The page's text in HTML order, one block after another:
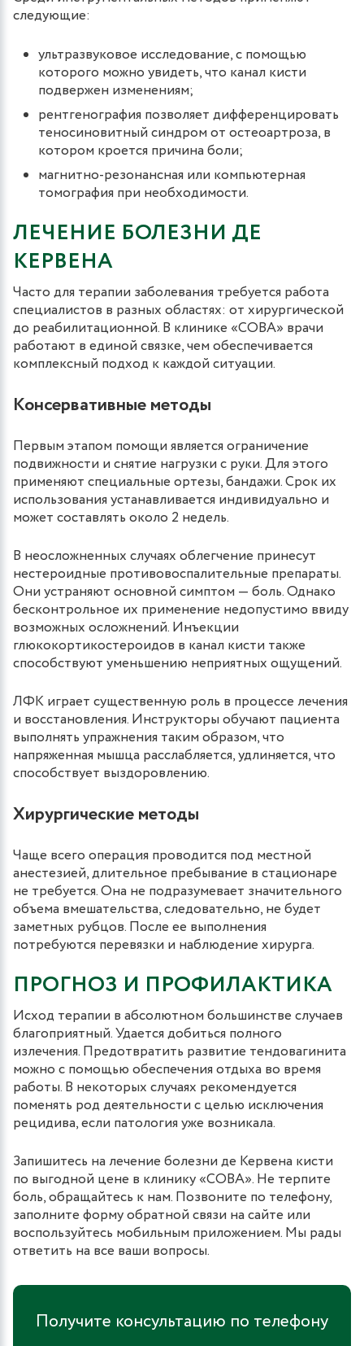
следующие:
ультразвуковое исследование, с помощью
которого можно увидеть, что канал кисти
подвержен изменениям;
рентгенография позволяет дифференцировать
теносиновитный синдром от остеоартроза, в
котором кроется причина боли;
магнитно-резонансная или компьютерная
томография при необходимости.
ЛЕЧЕНИЕ БОЛЕЗНИ ДЕ
КЕРВЕНА
Часто для терапии заболевания требуется работа
специалистов в разных областях: от хирургической
до реабилитационной. В клинике «СОВА» врачи
работают в единой связке, чем обеспечивается
комплексный подход к каждой ситуации.
Консервативные методы
Первым этапом помощи является ограничение
подвижности и снятие нагрузки с руки. Для этого
применяют специальные ортезы, бандажи. Срок их
использования устанавливается индивидуально и
может составлять около 2 недель.
В неосложненных случаях облегчение принесут
нестероидные противовоспалительные препараты.
Они устраняют основной симптом — боль. Однако
бесконтрольное их применение недопустимо ввиду
возможных осложнений. Инъекции
глюкокортикостероидов в канал кисти также
способствуют уменьшению неприятных ощущений.
ЛФК играет существенную роль в процессе лечения
и восстановления. Инструкторы обучают пациента
выполнять упражнения таким образом, что
напряженная мышца расслабляется, удлиняется, что
способствует выздоровлению.
Хирургические методы
Чаще всего операция проводится под местной
анестезией, длительное пребывание в стационаре
не требуется. Она не подразумевает значительного
объема вмешательства, следовательно, не будет
заметных рубцов. После ее выполнения
потребуются перевязки и наблюдение хирурга.
ПРОГНОЗ И ПРОФИЛАКТИКА
Исход терапии в абсолютном большинстве случаев
благоприятный. Удается добиться полного
излечения. Предотвратить развитие тендовагинита
можно с помощью обеспечения отдыха во время
работы. В некоторых случаях рекомендуется
поменять род деятельности с целью исключения
рецидива, если патология уже возникала.
Запишитесь на лечение болезни де Кервена кисти
по выгодной цене в клинику «СОВА». Не терпите
боль, обращайтесь к нам. Позвоните по телефону,
заполните форму обратной связи на сайте или
воспользуйтесь мобильным приложением. Мы рады
ответить на все ваши вопросы.
Получите консультацию по телефону